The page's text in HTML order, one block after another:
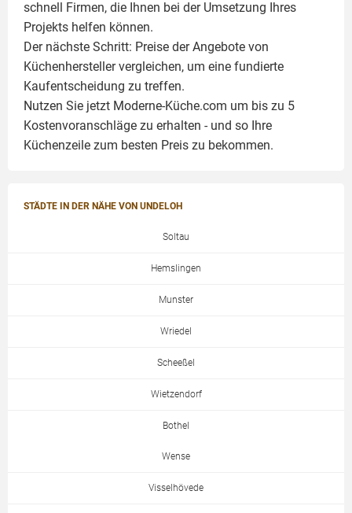
schnell Firmen, die Ihnen bei der Umsetzung Ihres
Projekts helfen können.
Der nächste Schritt: Preise der Angebote von
Küchenhersteller vergleichen, um eine fundierte
Kaufentscheidung zu treffen.
Nutzen Sie jetzt Moderne-Küche.com um bis zu 5
Kostenvoranschläge zu erhalten - und so Ihre
Küchenzeile zum besten Preis zu bekommen.
STÄDTE IN DER NÄHE VON UNDELOH
Soltau
Hemslingen
Munster
Wriedel
Scheeßel
Wietzendorf
Bothel
Wense
Visselhövede